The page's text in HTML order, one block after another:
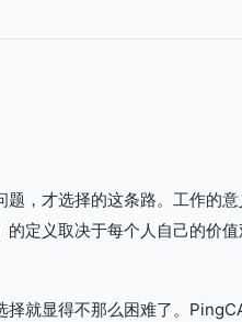
，才选择的这条路。工作的
定义取决于每个人自己的价
就显得不那么困难了。